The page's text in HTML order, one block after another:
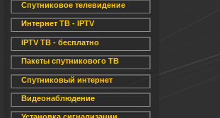
Спутниковое телевидение
Интернет ТВ - IPTV
IPTV ТВ - бесплатно
Пакеты спутникового ТВ
Спутниковый интернет
Видеонаблюдение